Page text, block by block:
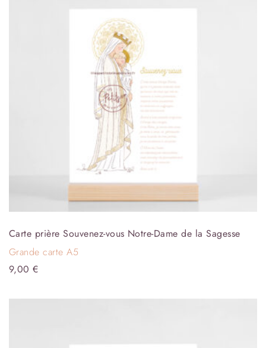
Carte prière Souvenez-vous Notre-Dame de la Sagesse
Grande carte A5
9,00€